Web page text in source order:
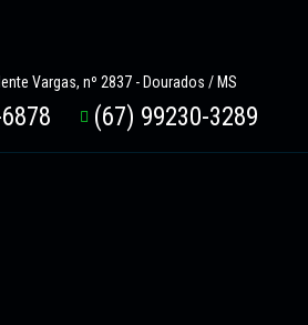
Vargas, nº 2837 - Dourados / MS
(67) 99230-3289